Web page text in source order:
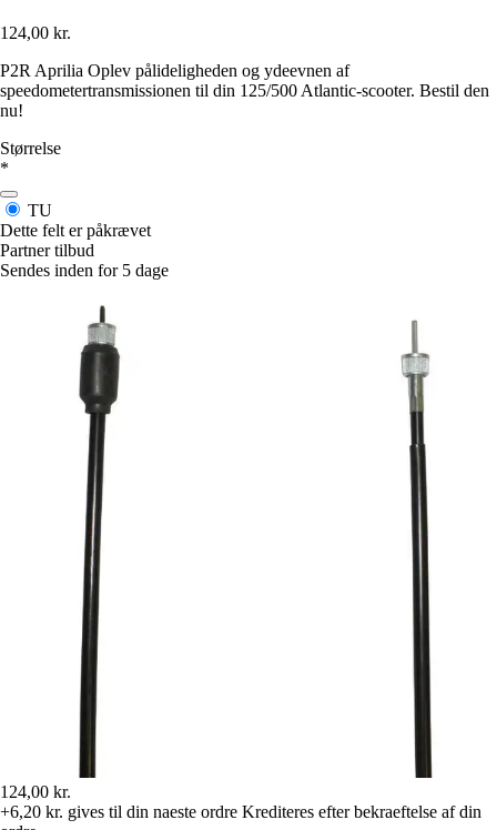
124,00 kr.
P2R Aprilia Oplev pålideligheden og ydeevnen af
speedometertransmissionen til din 125/500 Atlantic-scooter. Bestil den
nu!
Størrelse
*
TU
Dette felt er påkrævet
Partner tilbud
Sendes inden for 5 dage
124,00 kr.
+6,20 kr. gives til din naeste ordre Krediteres efter bekraeftelse af din